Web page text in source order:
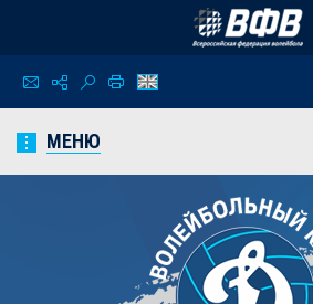
МЕНЮ